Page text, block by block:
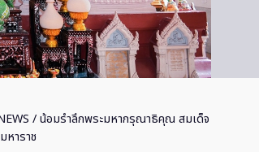
/ น้อมรำลึกพระมหากรุณาธิคุณ สมเด็จ
หาราช